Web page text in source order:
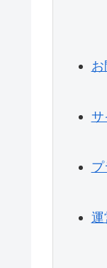
サ
運